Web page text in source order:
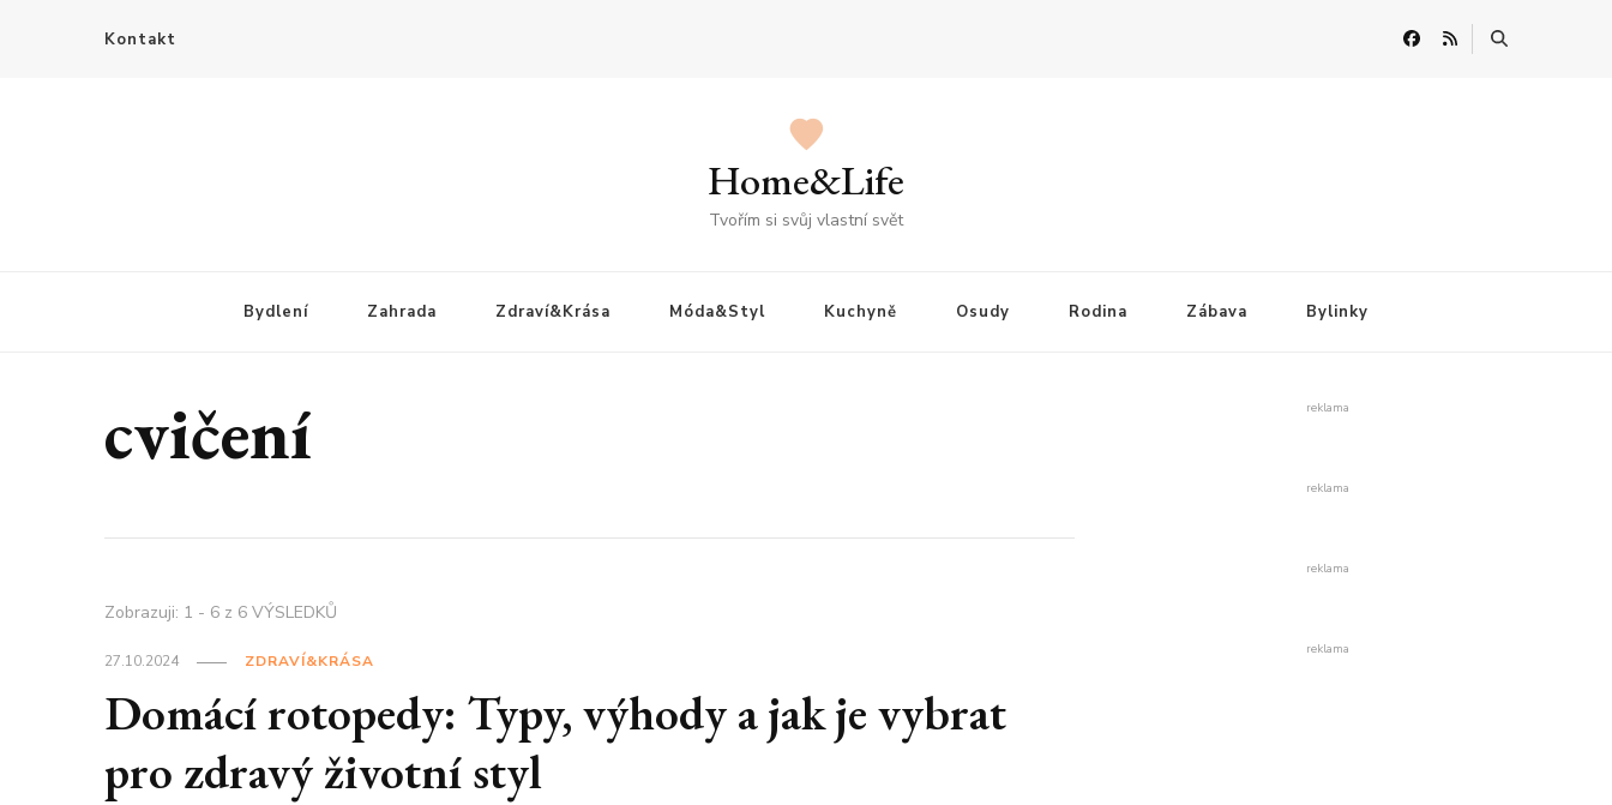
Kontakt
Home&Life
Tvořím si svůj vlastní svět
Bydlení Zahrada Zdraví&Krása Móda&Styl Kuchyně Osudy Rodina Zábava Bylinky
cvičení
Zobrazuji: 1 - 6 z 6 VÝSLEDKŮ
27.10.2024 ZDRAVÍ&KRÁSA
Domácí rotopedy: Typy, výhody a jak je vybrat
pro zdravý životní styl
reklama
reklama
reklama
reklama